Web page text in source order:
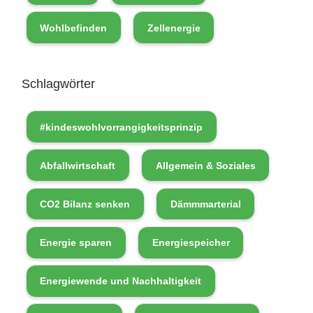
E
n
e
G
ü
h
n
n
Wohlbefinden Zellenergie
Schlagwörter
#kindeswohlvorrangigkeitsprinzip
Abfallwirtschaft Allgemein & Soziales
CO2 Bilanz senken Dämmmarterial
Energie sparen Energiespeicher
Energiewende und Nachhaltigkeit